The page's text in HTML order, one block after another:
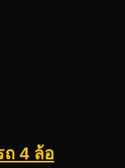
4 ล้อ